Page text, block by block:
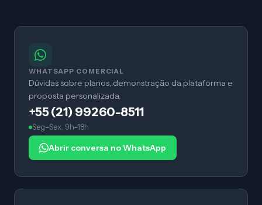
WHATSAPP COMERCIAL
Dúvidas sobre planos, demonstração da plataforma e
proposta personalizada.
+55 (21) 99260-8511
Seg–Sex, 9h–18h
Abrir conversa no WhatsApp